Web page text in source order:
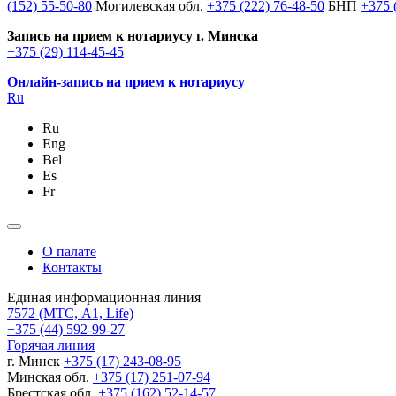
(152) 55-50-80 Могилевская обл. +375 (222) 76-48-50 БНП +375
Запись на прием к нотариусу г. Минска
+375 (29) 114-45-45
Онлайн-запись на прием к нотариусу
Ru
Ru
Eng
Bel
Es
Fr
О палате
Контакты
Единая информационная линия
7572 (МТС, A1, Life)
+375 (44) 592-99-27
Горячая линия
г. Минск +375 (17) 243-08-95
Минская обл. +375 (17) 251-07-94
Брестская обл. +375 (162) 52-14-57